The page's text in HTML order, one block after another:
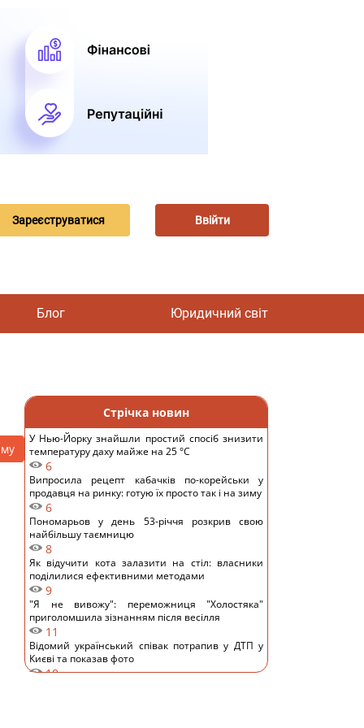
Зареєструватися Ввійти
Блог Юридичний світ
Стрічка новин
У Нью-Йорку знайшли простий спосіб знизити
температуру даху майже на 25 °C
6
Випросила рецепт кабачків по-корейськи у
продавця на ринку: готую їх просто так і на зиму
6
Пономарьов у день 53-річчя розкрив свою
найбільшу таємницю
8
Як відучити кота залазити на стіл: власники
поділилися ефективними методами
9
"Я не вивожу": переможниця "Холостяка"
приголомшила зізнанням після весілля
11
Відомий український співак потрапив у ДТП у
Києві та показав фото
10